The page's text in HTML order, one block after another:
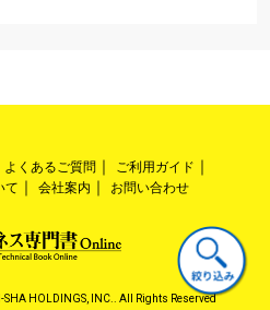
よくあるご質問
ご利用ガイド
て
会社案内 お問い合わせ
HOLDINGS, INC.. All Rights Reserved